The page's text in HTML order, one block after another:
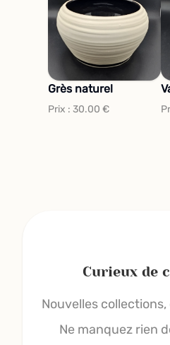
Grès naturel
Prix : 30.00 €
Curieux de
Nouvelles
Ne manquez rien